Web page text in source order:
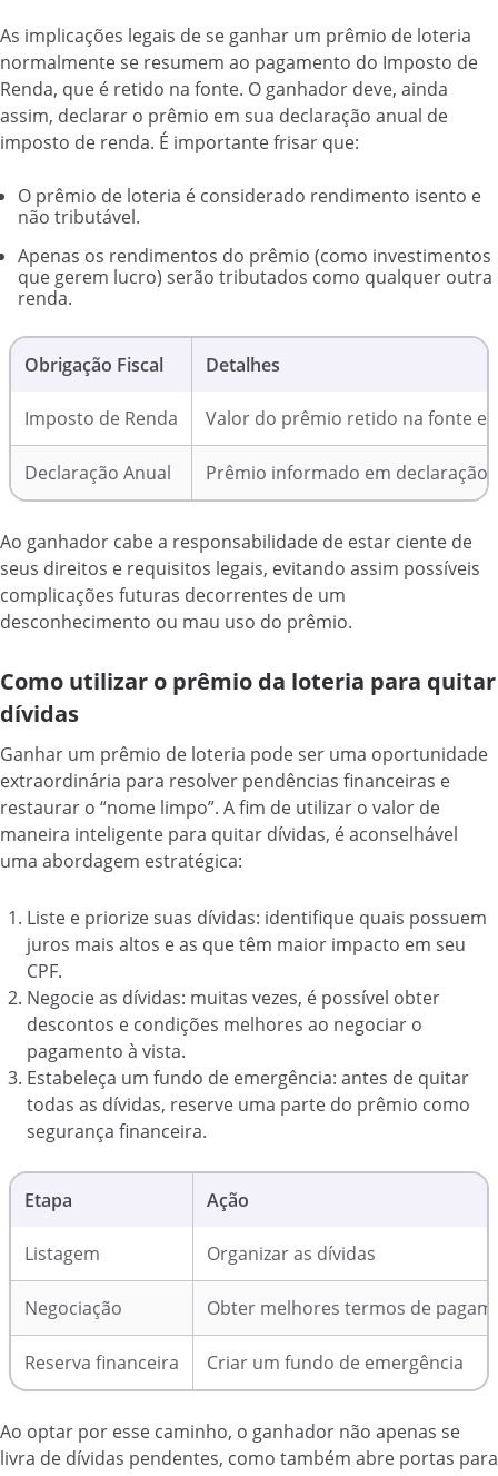
As implicações legais de se ganhar um prêmio de loteria
normalmente se resumem ao pagamento do Imposto de
Renda, que é retido na fonte. O ganhador deve, ainda
assim, declarar o prêmio em sua declaração anual de
imposto de renda. É importante frisar que:
O prêmio de loteria é considerado rendimento isento e
não tributável.
Apenas os rendimentos do prêmio (como investimentos
que gerem lucro) serão tributados como qualquer outra
renda.
Obrigação Fiscal Detalhes
Imposto de Renda Valor do prêmio retido na fonte
Declaração Anual Prêmio informado em declaração
Ao ganhador cabe a responsabilidade de estar ciente de
seus direitos e requisitos legais, evitando assim possíveis
complicações futuras decorrentes de um
desconhecimento ou mau uso do prêmio.
Como utilizar o prêmio da loteria para quitar
dívidas
Ganhar um prêmio de loteria pode ser uma oportunidade
extraordinária para resolver pendências financeiras e
restaurar o “nome limpo”. A fim de utilizar o valor de
maneira inteligente para quitar dívidas, é aconselhável
uma abordagem estratégica:
Liste e priorize suas dívidas: identifique quais possuem
juros mais altos e as que têm maior impacto em seu
CPF.
Negocie as dívidas: muitas vezes, é possível obter
descontos e condições melhores ao negociar o
pagamento à vista.
Estabeleça um fundo de emergência: antes de quitar
todas as dívidas, reserve uma parte do prêmio como
segurança financeira.
Etapa Ação
Listagem Organizar as dívidas
Negociação Obter melhores termos de
Reserva financeira Criar um fundo de emergência
Ao optar por esse caminho, o ganhador não apenas se
livra de dívidas pendentes, como também abre portas para